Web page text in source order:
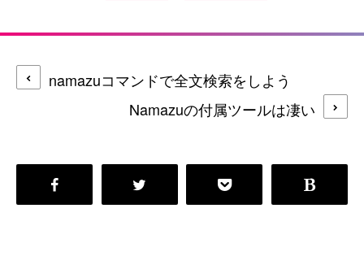
namazuコマンドで全文検索をしよう
Namazuの付属ツールは凄い